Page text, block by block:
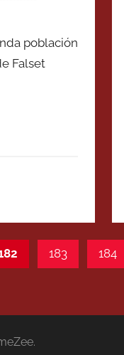
población
Falset
183 184